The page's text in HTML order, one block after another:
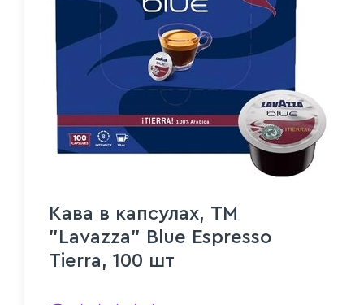
Кава в капсулах, ТМ
"Lavazza" Blue Espresso
Tierra, 100 шт